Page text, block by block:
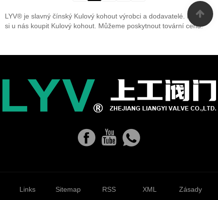
LYV® je slavný čínský Kulový kohout výrobci a dodavatelé. Můžete
si u nás koupit Kulový kohout. Můžeme poskytnout tovární cenu.
Links Sitemap RSS XML Zásady